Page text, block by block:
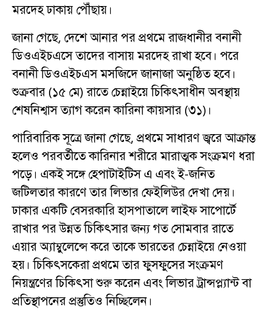
মরদেহ ঢাকায় পৌঁছায়।
জানা গেছে, দেশে আনার পর প্রথমে রাজধানীর বনানী
ডিওএইচএসে তাদের বাসায় মরদেহ রাখা হবে। পরে
বনানী ডিওএইচএস মসজিদে জানাজা অনুষ্ঠিত হবে।
শুক্রবার (১৫ মে) রাতে চেন্নাইয়ে চিকিৎসাধীন অবস্থায়
শেষনিশ্বাস ত্যাগ করেন কারিনা কায়সার (৩১)।
পারিবারিক সূত্রে জানা গেছে, প্রথমে সাধারণ জ্বরে আক্রান্ত
হলেও পরবর্তীতে কারিনার শরীরে মারাত্মক সংক্রমণ ধরা
পড়ে। একই সঙ্গে হেপাটাইটিস এ এবং ই-জনিত
জটিলতার কারণে তার লিভার ফেইলিউর দেখা দেয়।
ঢাকার একটি বেসরকারি হাসপাতালে লাইফ সাপোর্টে
রাখার পর উন্নত চিকিৎসার জন্য গত সোমবার রাতে
এয়ার অ্যাম্বুলেন্সে করে তাকে ভারতের চেন্নাইয়ে নেওয়া
হয়। চিকিৎসকেরা প্রথমে তার ফুসফুসের সংক্রমণ
নিয়ন্ত্রণের চিকিৎসা শুরু করেন এবং লিভার ট্রান্সপ্ল্যান্ট বা
প্রতিস্থাপনের প্রস্তুতিও নিচ্ছিলেন।